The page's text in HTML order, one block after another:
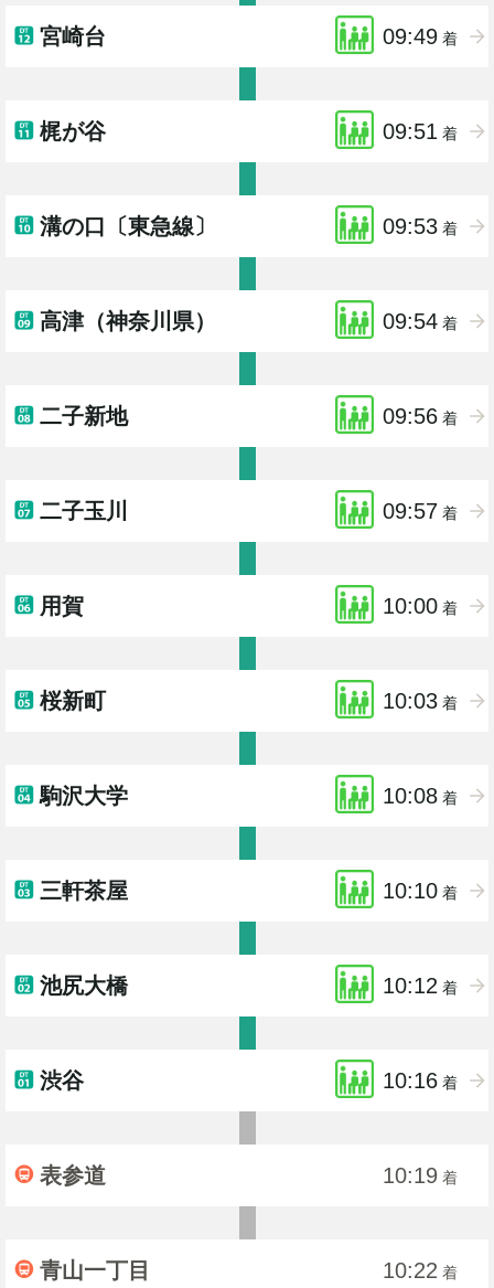
宮崎台 09:49 着
梶が谷 09:51 着
溝の口〔東急線〕 09:53 着
高津（神奈川県） 09:54 着
二子新地 09:56 着
二子玉川 09:57 着
用賀 10:00 着
桜新町 10:03 着
駒沢大学 10:08 着
三軒茶屋 10:10 着
池尻大橋 10:12 着
渋谷 10:16 着
表参道 10:19 着
青山一丁目 10:22 着